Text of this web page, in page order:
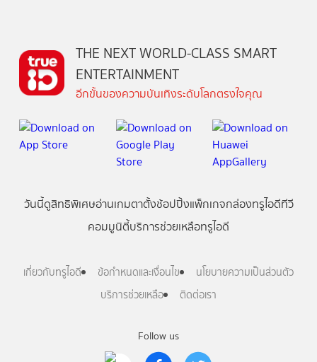
Follow us
THE NEXT WORLD-CLASS SMART
ENTERTAINMENT
อีกขั้นของความบันเทิงระดับโลกตรงใจคุณ
วันนี้ดูสิทธิพิเศษอ่านเกมตาตั้งช้อปปิ้งแพ็กเกจกล่องทรูไอดีทีวี
คอมมูนิตี้บริการช่วยเหลือทรูไอดี
เกี่ยวกับทรูไอดี ข้อกำหนดและเงื่อนไข
นโยบายความเป็นส่วนตัว
บริการช่วยเหลือ
ติดต่อเรา